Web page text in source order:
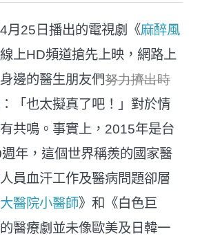
月25日播出的電視劇《麻醉風
上HD頻道搶先上映，網路上
邊的醫生朋友們努力擠出時
「也太擬真了吧！」對於情
共鳴。事實上，2015年是台
年，這個世界稱羨的國家醫
員血汗工作及醫病問題卻層
大醫院小醫師》和《白色巨
醫療劇並未像歐美及日韓一